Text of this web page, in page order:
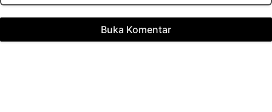
Buka Komentar